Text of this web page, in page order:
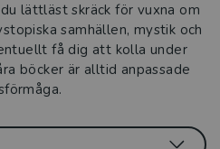
lättläst skräck för vuxna om
samhällen, mystik och
få dig att kolla under
böcker är alltid anpassade